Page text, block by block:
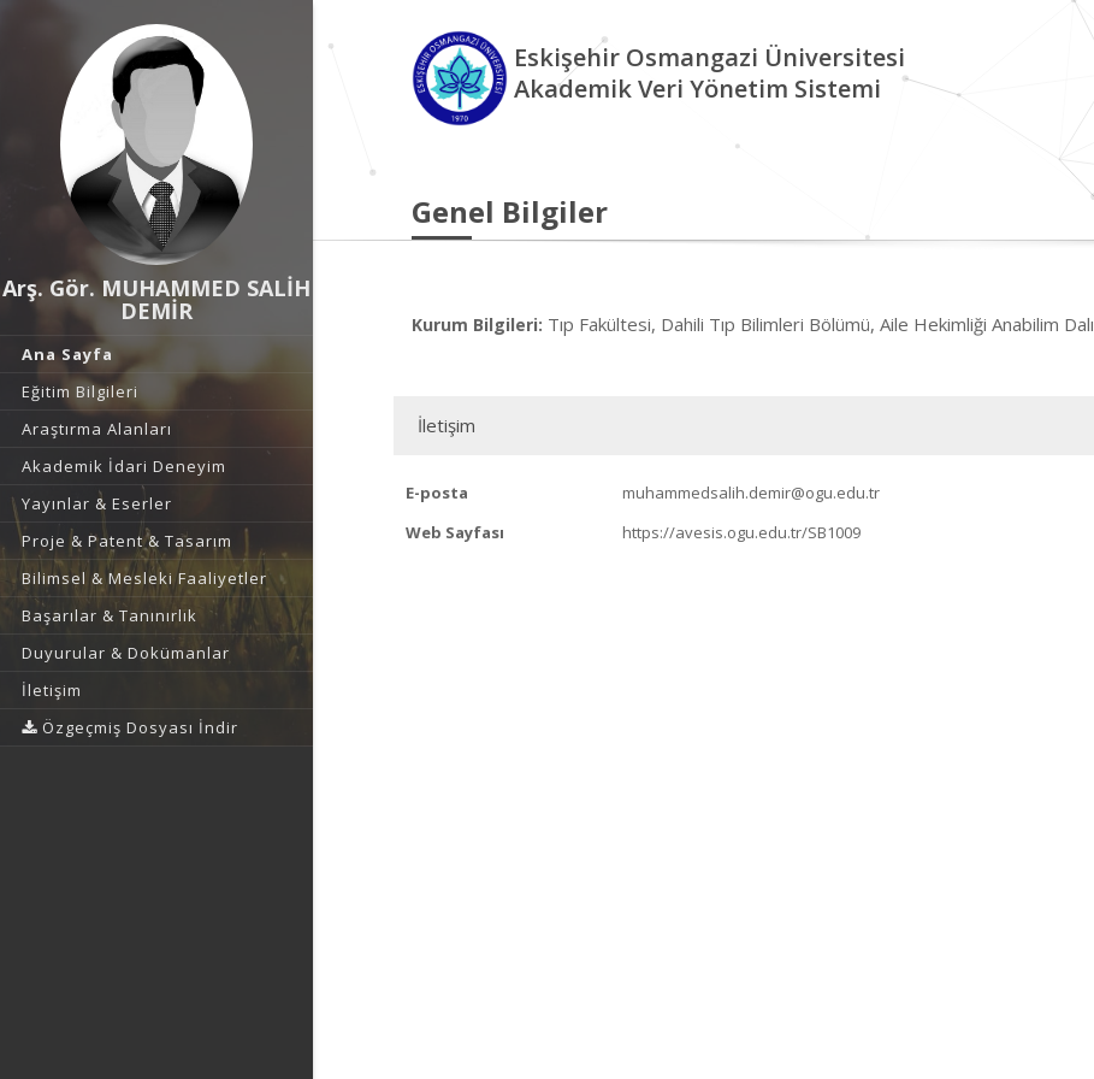
Arş. Gör. MUHAMMED SALİH
DEMİR
Ana Sayfa
Eğitim Bilgileri
Araştırma Alanları
Akademik İdari Deneyim
Yayınlar & Eserler
Proje & Patent & Tasarım
Bilimsel & Mesleki Faaliyetler
Başarılar & Tanınırlık
Duyurular & Dokümanlar
İletişim
Özgeçmiş Dosyası İndir
Eskişehir Osmangazi Üniversitesi
Akademik Veri Yönetim Sistemi
Genel Bilgiler
Kurum Bilgileri: Tıp Fakültesi, Dahili Tıp Bilimleri Bölümü, Aile Hekimliği Anabilim Dalı
İletişim
E-posta
muhammedsalih.demir@ogu.edu.tr
Web Sayfası
https://avesis.ogu.edu.tr/SB1009